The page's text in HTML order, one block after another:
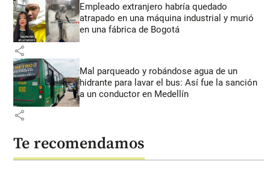
Empleado extranjero habría quedado
atrapado en una máquina industrial y murió
en una fábrica de Bogotá
share
Mal parqueado y robándose agua de un
hidrante para lavar el bus: Así fue la sanción
a un conductor en Medellín
share
Te recomendamos